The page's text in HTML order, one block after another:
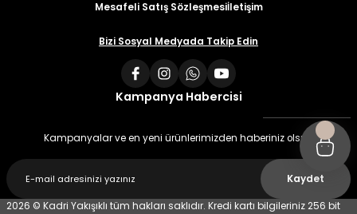
Mesafeli Satış Sözleşmesiİletişim
Bizi Sosyal Medyada Takip Edin
Kampanya Habercisi
Kampanyalar ve en yeni ürünlerimizden haberiniz olsun
Kaydet
2026 © Kadri Yakışıklı tüm hakları saklıdır. Kredi kartı bilgileriniz 256 bit